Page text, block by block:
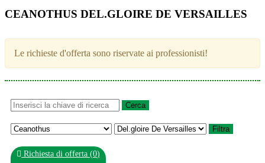
CEANOTHUS DEL.GLOIRE DE VERSAILLES
Le richieste d'offerta sono riservate ai professionisti!
Richiesta di offerta (0)